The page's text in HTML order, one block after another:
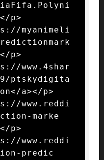
p>
myanimeli
p>
www.4shar
ptskydigita
a></p>
www.reddi
marke
p>
www.reddi
predic